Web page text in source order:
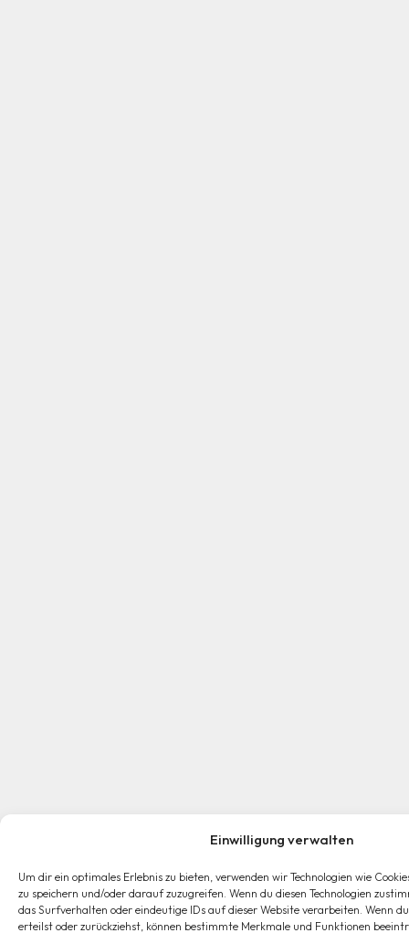
Einwilligung verwalten
Um dir ein optimales Erlebnis zu bieten, verwenden wir Technologien wie
zu speichern und/oder darauf zuzugreifen. Wenn du diesen Technologien
das Surfverhalten oder eindeutige IDs auf dieser Website verarbeiten. Wenn
erteilst oder zurückziehst, können bestimmte Merkmale und Funktionen